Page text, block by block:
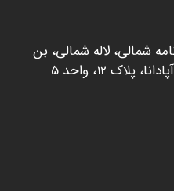
شمالي، لاله شمالي، بن
12، واحد 5